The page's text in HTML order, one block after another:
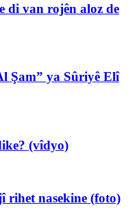
di van rojên aloz de
Şam” ya Sûriyê Elî
(vîdyo)
nasekine (foto)